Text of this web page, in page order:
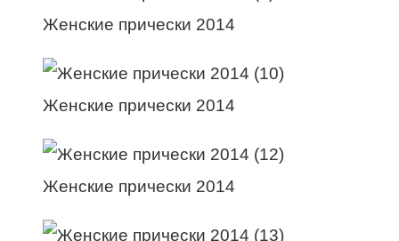
Женские прически 2014
Женские прически 2014
Женские прически 2014